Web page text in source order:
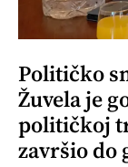
Političko
Žuvela je
političkoj
završio do